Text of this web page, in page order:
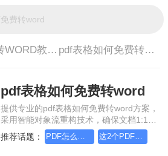
PDF转WORD教程> pdf表格如何免费转word
pdf表格如何免费转word
提供专业的pdf表格如何免费转word方案，
采用智能对象流重构技术，确保文档1:1高
保真还原且排版不乱码。支持一键批量处
理，全链路 SSL 加密保障隐私安全。助您
推荐话题： PDF怎么转Word，用这个方法试试 这2个PDF转Word的方法，高效率转换，排版不乱码！